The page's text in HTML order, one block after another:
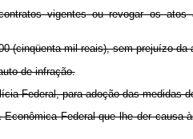
vigentes ou revogar os atos
(cinqüenta mil reais), sem prejuízo
de infração.
Federal, para adoção das medidas
Federal que lhe der causa